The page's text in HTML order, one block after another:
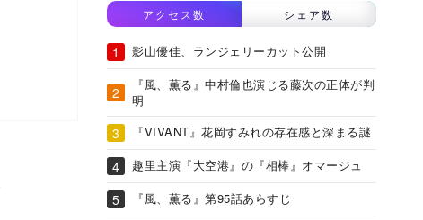
アクセス数 シェア数
影山優佳、ランジェリーカット公開
『風、薫る』中村倫也演じる藤次の正体が判
明
『VIVANT』花岡すみれの存在感と深まる謎
趣里主演『大空港』の『相棒』オマージュ
『風、薫る』第95話あらすじ